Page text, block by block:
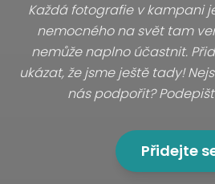
Každá fotografie v kampani
nemocného na svět tam
nemůže naplno účastnit.
ukázat, že jsme ještě tady!
nás podpořit?
Přidejte